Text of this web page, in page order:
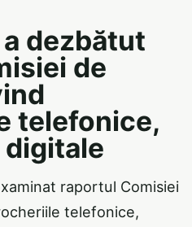
dezbătut
de
telefonice,
raportul Comisiei
telefonice,